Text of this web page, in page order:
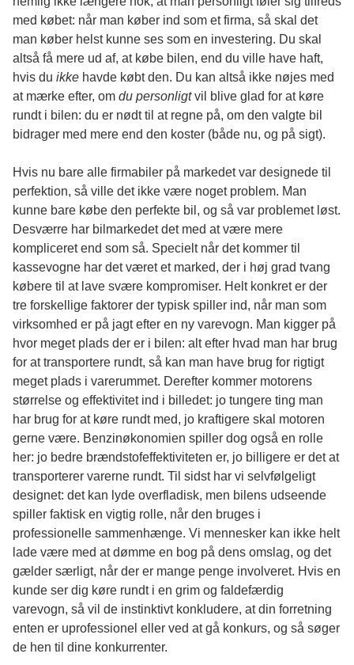
med købet: når man køber ind som et firma, så skal det
man køber helst kunne ses som en investering. Du skal
altså få mere ud af, at købe bilen, end du ville have haft,
hvis du ikke havde købt den. Du kan altså ikke nøjes med
at mærke efter, om du personligtvil blive glad for at køre
rundt i bilen: du er nødt til at regne på, om den valgte bil
bidrager med mere end den koster (både nu, og på sigt).
Hvis nu bare alle firmabiler på markedet var designede til
perfektion, så ville det ikke være noget problem. Man
kunne bare købe den perfekte bil, og så var problemet løst.
Desværre har bilmarkedet det med at være mere
kompliceret end som så. Specielt når det kommer til
kassevogne har det været et marked, der i høj grad tvang
købere til at lave svære kompromiser. Helt konkret er der
tre forskellige faktorer der typisk spiller ind, når man som
virksomhed er på jagt efter en ny varevogn. Man kigger på
hvor meget plads der er i bilen: alt efter hvad man har brug
for at transportere rundt, så kan man have brug for rigtigt
meget plads i varerummet. Derefter kommer motorens
størrelse og effektivitet ind i billedet: jo tungere ting man
har brug for at køre rundt med, jo kraftigere skal motoren
gerne være. Benzinøkonomien spiller dog også en rolle
her: jo bedre brændstofeffektiviteten er, jo billigere er det at
transporterer varerne rundt. Til sidst har vi selvfølgeligt
designet: det kan lyde overfladisk, men bilens udseende
spiller faktisk en vigtig rolle, når den bruges i
professionelle sammenhænge. Vi mennesker kan ikke helt
lade være med at dømme en bog på dens omslag, og det
gælder særligt, når der er mange penge involveret. Hvis en
kunde ser dig køre rundt i en grim og faldefærdig
varevogn, så vil de instinktivt konkludere, at din forretning
enten er uprofessionel eller ved at gå konkurs, og så søger
de hen til dine konkurrenter.